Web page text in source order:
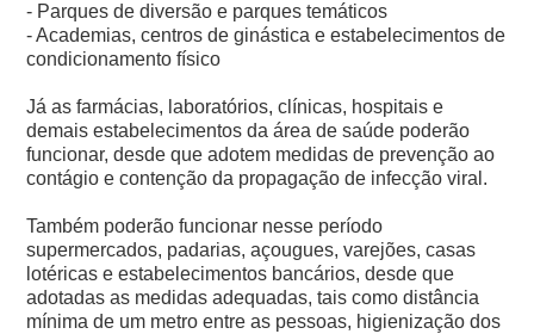
- Parques de diversão e parques temáticos
- Academias, centros de ginástica e estabelecimentos de
condicionamento físico
Já as farmácias, laboratórios, clínicas, hospitais e
demais estabelecimentos da área de saúde poderão
funcionar, desde que adotem medidas de prevenção ao
contágio e contenção da propagação de infecção viral.
Também poderão funcionar nesse período
supermercados, padarias, açougues, varejões, casas
lotéricas e estabelecimentos bancários, desde que
adotadas as medidas adequadas, tais como distância
mínima de um metro entre as pessoas, higienização dos